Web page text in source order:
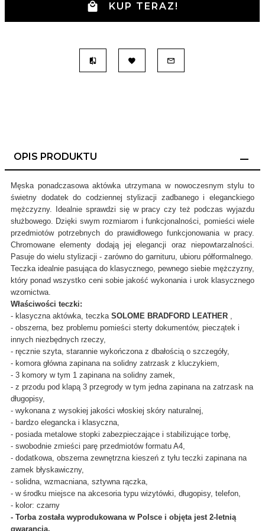
KUP TERAZ!
OPIS PRODUKTU
Męska ponadczasowa aktówka utrzymana w nowoczesnym stylu to
świetny dodatek do codziennej stylizacji zadbanego i eleganckiego
mężczyzny. Idealnie sprawdzi się w pracy czy też podczas wyjazdu
służbowego. Dzięki swym rozmiarom i funkcjonalności, pomieści wiele
przedmiotów potrzebnych do prawidłowego funkcjonowania w pracy.
Chromowane elementy dodają jej elegancji oraz niepowtarzalności.
Pasuje do wielu stylizacji - zarówno do garnituru, ubioru półformalnego.
Teczka idealnie pasująca do klasycznego, pewnego siebie mężczyzny,
który ponad wszystko ceni sobie jakość wykonania i urok klasycznego
wzornictwa.
Właściwości teczki:
- klasyczna aktówka, teczka SOLOME BRADFORD LEATHER ,
- obszerna, bez problemu pomieści sterty dokumentów, pieczątek i
innych niezbędnych rzeczy,
- ręcznie szyta, starannie wykończona z dbałością o szczegóły,
- komora główna zapinana na solidny zatrzask z kluczykiem,
- 3 komory w tym 1 zapinana na solidny zamek,
- z przodu pod klapą 3 przegrody w tym jedna zapinana na zatrzask na
długopisy,
- wykonana z wysokiej jakości włoskiej skóry naturalnej,
- bardzo elegancka i klasyczna,
- posiada metalowe stopki zabezpieczające i stabilizujące torbę,
- swobodnie zmieści parę przedmiotów formatu A4,
- dodatkowa, obszerna zewnętrzna kieszeń z tyłu teczki zapinana na
zamek błyskawiczny,
- solidna, wzmacniana, sztywna rączka,
- w środku miejsce na akcesoria typu wizytówki, długopisy, telefon,
- kolor: czarny
- Torba została wyprodukowana w Polsce i objęta jest 2-letnią
gwarancją.